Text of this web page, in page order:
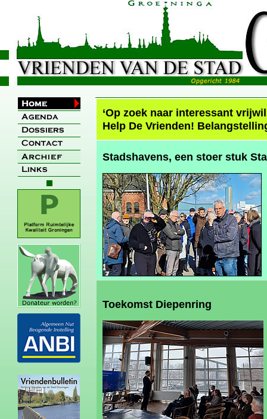
‘Op zoek naar interessant
Help De Vrienden!
Stadshavens, een stoer stuk
Toekomst Diepenring